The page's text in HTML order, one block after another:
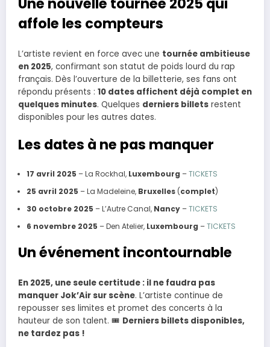
affole les compteurs
L’artiste revient en force avec une tournée ambitieuse
en 2025, confirmant son statut de poids lourd du rap
français. Dès l’ouverture de la billetterie, ses fans ont
répondu présents : 10 dates affichent déjà complet en
quelques minutes. Quelques derniers billets restent
disponibles pour les autres dates.
Les dates à ne pas manquer
17 avril 2025 – La Rockhal, Luxembourg –TICKETS
25 avril 2025 – La Madeleine, Bruxelles(complet)
30 octobre 2025 – L’Autre Canal, Nancy–TICKETS
6 novembre 2025 – Den Atelier, Luxembourg –TICKETS
Un événement incontournable
En 2025, une seule certitude : il ne faudra pas
manquer Jok’Air sur scène. L’artiste continue de
repousser ses limites et promet des concerts à la
hauteur de son talent. 🎟 Derniers billets disponibles,
ne tardez pas !